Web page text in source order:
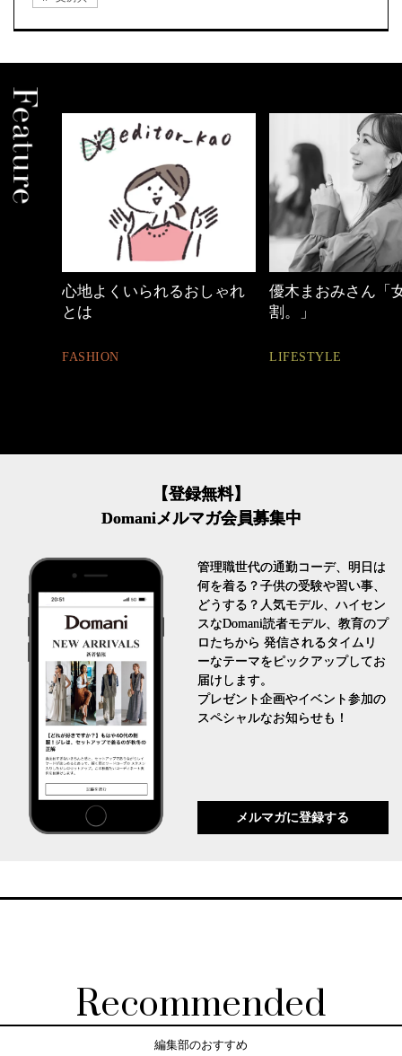
優木まおみさん「女の時間
割。」
LIFESTYLE
40代の小顔メイク
【登録無料】
Domaniメルマガ会員募集中
管理職世代の通勤コーデ、明日は
何を着る？子供の受験や習い事、
どうする？人気モデル、ハイセン
スなDomani読者モデル、教育のプ
ロたちから 発信されるタイムリ
ーなテーマをピックアップしてお
届けします。
プレゼント企画やイベント参加の
スペシャルなお知らせも！
メルマガに登録する
Recommended
編集部のおすすめ